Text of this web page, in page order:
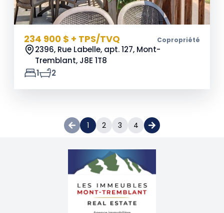
234 900 $ + TPS/TVQ Copropriété
2396, Rue Labelle, apt. 127, Mont-
Tremblant, J8E 1T8
1
2
1 2 3 4